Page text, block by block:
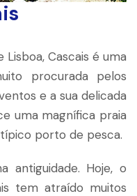
Cascais é uma
procurada pelos
e a sua delicada
uma magnífica praia
porto de pesca.
antiguidade. Hoje, o
tem atraído muitos